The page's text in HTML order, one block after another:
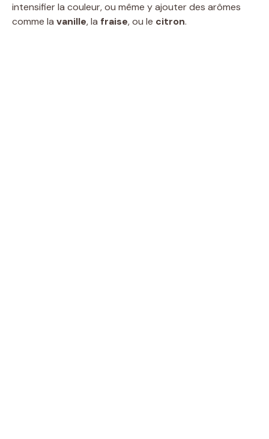
intensifier la couleur, ou même y ajouter des arômes
comme la vanille, la fraise, ou le citron.